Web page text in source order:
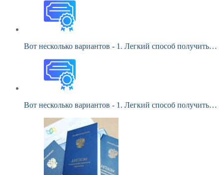
Вот несколько вариантов - 1. Легкий способ получить…
Вот несколько вариантов - 1. Легкий способ получить…